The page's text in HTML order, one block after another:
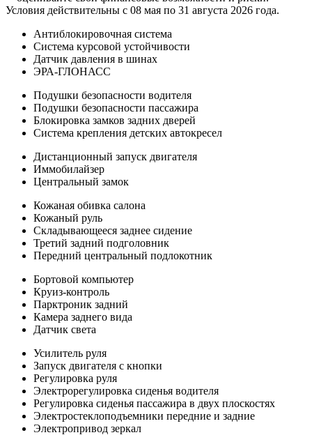
Условия действительны с 08 мая по 31 августа 2026 года.
Антиблокировочная система
Система курсовой устойчивости
Датчик давления в шинах
ЭРА-ГЛОНАСС
Подушки безопасности водителя
Подушки безопасности пассажира
Блокировка замков задних дверей
Система крепления детских автокресел
Дистанционный запуск двигателя
Иммобилайзер
Центральный замок
Кожаная обивка салона
Кожаный руль
Складывающееся заднее сидение
Третий задний подголовник
Передний центральный подлокотник
Бортовой компьютер
Круиз-контроль
Парктроник задний
Камера заднего вида
Датчик света
Усилитель руля
Запуск двигателя с кнопки
Регулировка руля
Электрорегулировка сиденья водителя
Регулировка сиденья пассажира в двух плоскостях
Электростеклоподъемники передние и задние
Электропривод зеркал